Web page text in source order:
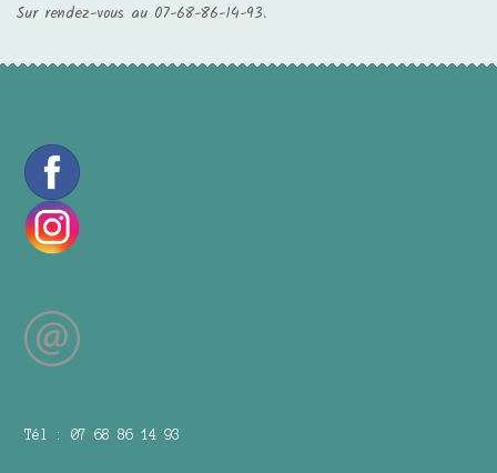
Sur rendez-vous au 07-68-86-14-93.
Tél : 07 68 86 14 93